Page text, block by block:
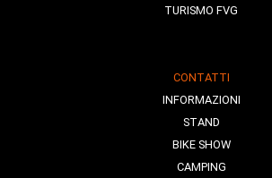
TURISMO FVG
CONTATTI
INFORMAZIONI
STAND
BIKE SHOW
CAMPING